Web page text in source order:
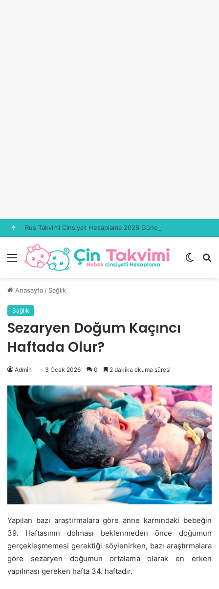
Rus Takvimi Cinsiyet Hesaplama 2026 Güncel
Menü
Dış
Anasayfa / Sağlık
Sağlık
Sezaryen Doğum Kaçıncı
Haftada Olur?
Admin 3 Ocak 2026 0 2 dakika okuma süresi
Yapılan bazı araştırmalara göre anne karnındaki bebeğin
39. Haftasının dolması beklenmeden önce doğumun
gerçekleşmemesi gerektiği söylenirken, bazı araştırmalara
göre sezaryen doğumun ortalama olarak en erken
yapılması gereken hafta 34. haftadır.